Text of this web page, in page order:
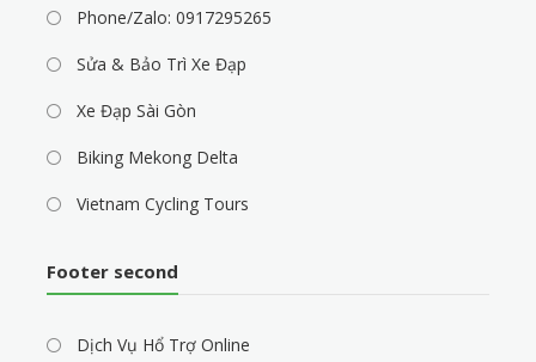
Phone/Zalo: 0917295265
Sửa & Bảo Trì Xe Đạp
Xe Đạp Sài Gòn
Biking Mekong Delta
Vietnam Cycling Tours
Footer second
Dịch Vụ Hổ Trợ Online